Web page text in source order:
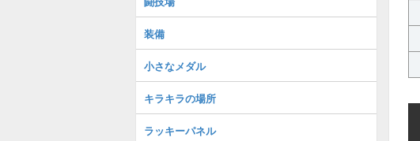
装備
小さなメダル
キラキラの場所
ラッキーパネル